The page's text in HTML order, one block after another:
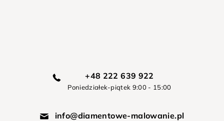
+48 222 639 922
Poniedziałek-piątek 9:00 - 15:00
info@diamentowe-malowanie.pl